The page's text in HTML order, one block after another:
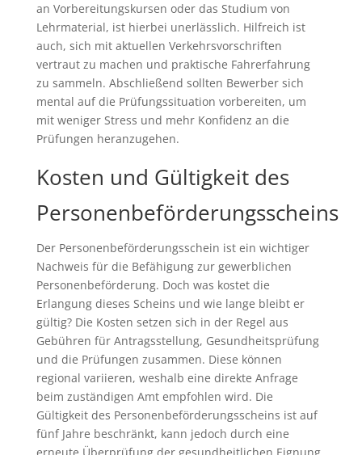
an Vorbereitungskursen oder das Studium von
Lehrmaterial, ist hierbei unerlässlich. Hilfreich ist
auch, sich mit aktuellen Verkehrsvorschriften
vertraut zu machen und praktische Fahrerfahrung
zu sammeln. Abschließend sollten Bewerber sich
mental auf die Prüfungssituation vorbereiten, um
mit weniger Stress und mehr Konfidenz an die
Prüfungen heranzugehen.
Kosten und Gültigkeit des
Personenbeförderungsscheins
Der Personenbeförderungsschein ist ein wichtiger
Nachweis für die Befähigung zur gewerblichen
Personenbeförderung. Doch was kostet die
Erlangung dieses Scheins und wie lange bleibt er
gültig? Die Kosten setzen sich in der Regel aus
Gebühren für Antragsstellung, Gesundheitsprüfung
und die Prüfungen zusammen. Diese können
regional variieren, weshalb eine direkte Anfrage
beim zuständigen Amt empfohlen wird. Die
Gültigkeit des Personenbeförderungsscheins ist auf
fünf Jahre beschränkt, kann jedoch durch eine